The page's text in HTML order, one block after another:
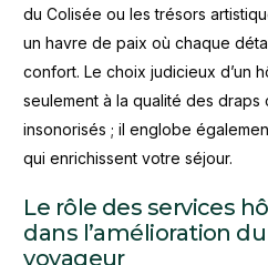
du Colisée ou les trésors
un havre de paix où chaque
confort. Le choix judicieux d’un
seulement à la qualité des draps
insonorisés ; il englobe
qui enrichissent votre séjour.
Le rôle des services
dans l’amélioration
voyageur